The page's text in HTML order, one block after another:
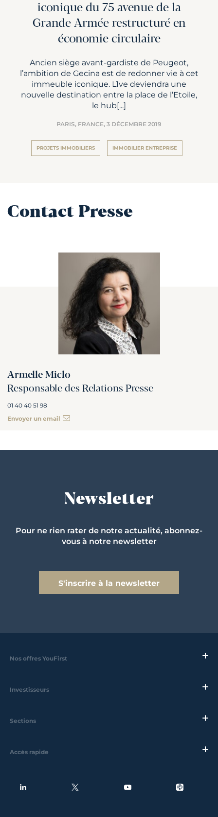
iconique du 75 avenue de la
Grande Armée restructuré en
économie circulaire
Ancien siège avant-gardiste de Peugeot,
l’ambition de Gecina est de redonner vie à cet
immeuble iconique. L1ve deviendra une
nouvelle destination entre la place de l’Etoile,
le hub[...]
PARIS, FRANCE, 3 DÉCEMBRE 2019
PROJETS IMMOBILIERS IMMOBILIER ENTREPRISE
Contact Presse
Armelle Miclo
Responsable des Relations Presse
01 40 40 51 98
Envoyer un email
Newsletter
Pour ne rien rater de notre actualité, abonnez-
vous à notre newsletter
S'inscrire à la newsletter
Nos offres YouFirst
Investisseurs
Sections
Accès rapide